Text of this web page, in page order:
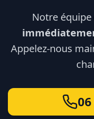
Notre
Appelez-nous